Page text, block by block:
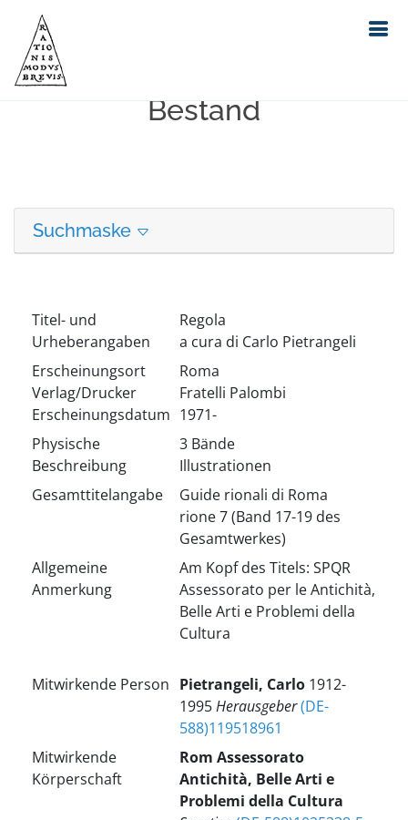
Erweiterte Suche in unserem
Bestand
Suchmaske
Titel- und
Urheberangaben
Regola
a cura di Carlo Pietrangeli
Erscheinungsort
Verlag/Drucker
Erscheinungsdatum
Roma
Fratelli Palombi
1971-
Physische
Beschreibung
3 Bände
Illustrationen
Gesamttitelangabe
Guide rionali di Roma
rione 7 (Band 17-19 des
Gesamtwerkes)
Allgemeine
Anmerkung
Am Kopf des Titels: SPQR
Assessorato per le Antichità,
Belle Arti e Problemi della
Cultura
Mitwirkende Person Pietrangeli, Carlo 1912-
1995Herausgeber(DE-
588)119518961
Mitwirkende
Körperschaft
Rom Assessorato
Antichità, Belle Arti e
Problemi della Cultura